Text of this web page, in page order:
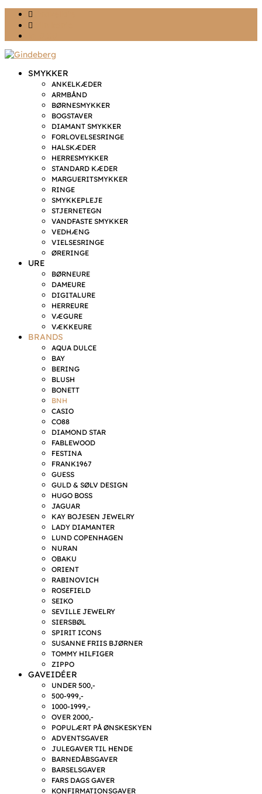
SMYKKER
ANKELKÆDER
ARMBÅND
BØRNESMYKKER
BOGSTAVER
DIAMANT SMYKKER
FORLOVELSESRINGE
HALSKÆDER
HERRESMYKKER
STANDARD KÆDER
MARGUERITSMYKKER
RINGE
SMYKKEPLEJE
STJERNETEGN
VANDFASTE SMYKKER
VEDHÆNG
VIELSESRINGE
ØRERINGE
URE
BØRNEURE
DAMEURE
DIGITALURE
HERREURE
VÆGURE
VÆKKEURE
BRANDS
AQUA DULCE
BAY
BERING
BLUSH
BONETT
BNH
CASIO
CO88
DIAMOND STAR
FABLEWOOD
FESTINA
FRANK1967
GUESS
GULD & SØLV DESIGN
HUGO BOSS
JAGUAR
KAY BOJESEN JEWELRY
LADY DIAMANTER
LUND COPENHAGEN
NURAN
OBAKU
ORIENT
RABINOVICH
ROSEFIELD
SEIKO
SEVILLE JEWELRY
SIERSBØL
SPIRIT ICONS
SUSANNE FRIIS BJØRNER
TOMMY HILFIGER
ZIPPO
GAVEIDÉER
UNDER 500,-
500-999,-
1000-1999,-
OVER 2000,-
POPULÆRT PÅ ØNSKESKYEN
ADVENTSGAVER
JULEGAVER TIL HENDE
BARNEDÅBSGAVER
BARSELSGAVER
FARS DAGS GAVER
KONFIRMATIONSGAVER